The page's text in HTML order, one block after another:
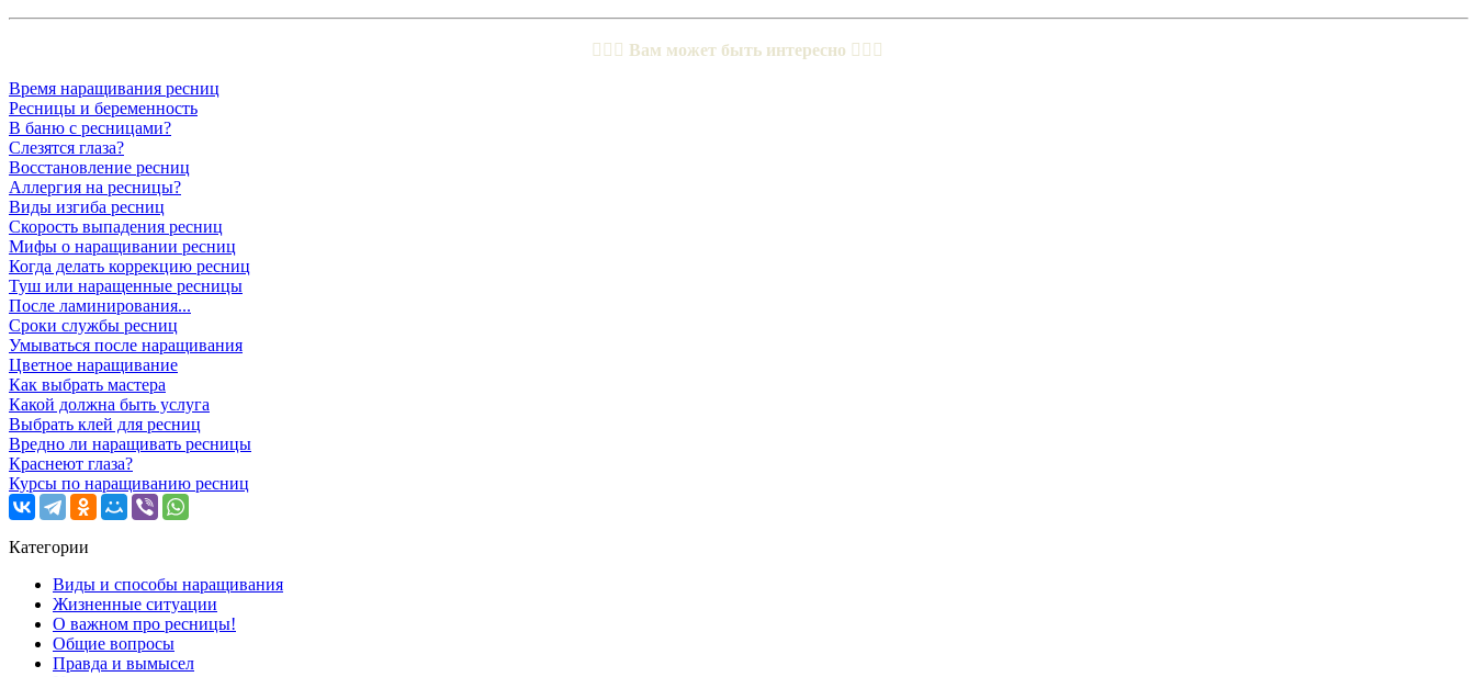
   Вам может быть интересно   
Время наращивания ресниц
Ресницы и беременность
В баню с ресницами?
Слезятся глаза?
Восстановление ресниц
Аллергия на ресницы?
Виды изгиба ресниц
Скорость выпадения ресниц
Мифы о наращивании ресниц
Когда делать коррекцию ресниц
Туш или наращенные ресницы
После ламинирования...
Сроки службы ресниц
Умываться после наращивания
Цветное наращивание
Как выбрать мастера
Какой должна быть услуга
Выбрать клей для ресниц
Вредно ли наращивать ресницы
Краснеют глаза?
Курсы по наращиванию ресниц
Категории
Виды и способы наращивания
Жизненные ситуации
О важном про ресницы!
Общие вопросы
Правда и вымысел